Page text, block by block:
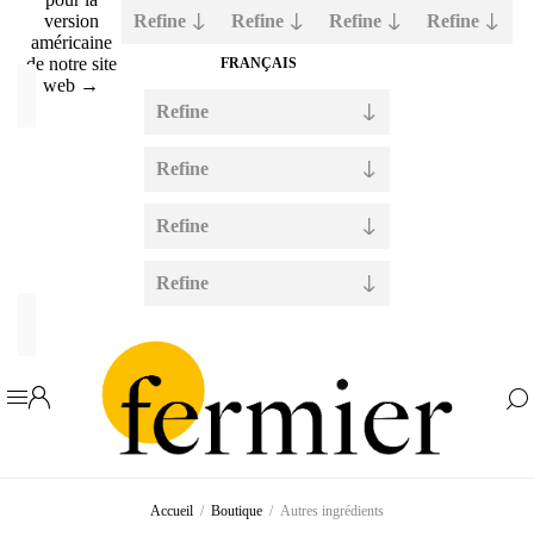
version
américaine
de notre site
web →
Refine Refine Refine Refine
Refine
Refine
Refine
Refine
Accueil / Boutique / Autres ingrédients
Manufacturer
Exclude
Out
Stock